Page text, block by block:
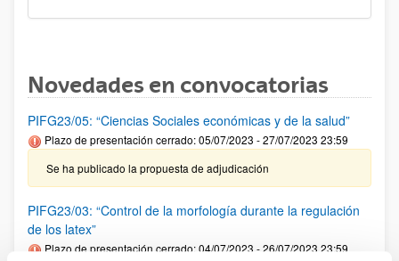
Novedades en convocatorias
PIFG23/05: “Ciencias Sociales económicas y de la salud”
Plazo de presentación cerrado: 05/07/2023 - 27/07/2023 23:59
Se ha publicado la propuesta de adjudicación
PIFG23/03: “Control de la morfología durante la regulación
de los latex”
Plazo de presentación cerrado: 04/07/2023 - 26/07/2023 23:59